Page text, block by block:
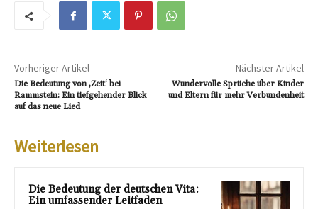
Vorheriger Artikel
Die Bedeutung von ‚Zeit‘ bei
Rammstein: Ein tiefgehender Blick
auf das neue Lied
Nächster Artikel
Wundervolle Sprüche über Kinder
und Eltern für mehr Verbundenheit
Weiterlesen
Die Bedeutung der deutschen Vita:
Ein umfassender Leitfaden